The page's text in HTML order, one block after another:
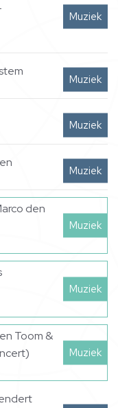
Muziek
Muziek
Muziek
Muziek
Muziek
den
Muziek
Muziek
Toom &